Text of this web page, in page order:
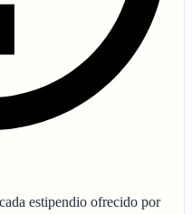
estipendio ofrecido por